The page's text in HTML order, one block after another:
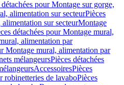
détachées pour Montage sur gorge,
alimentation sur secteurPièces
sur secteurMontage
détachées pour Montage mural,
alimentation par
Montage mural, alimentation par
mélangeursPièces détachées
AccessoiresPièces
robinetteries de lavaboPièces